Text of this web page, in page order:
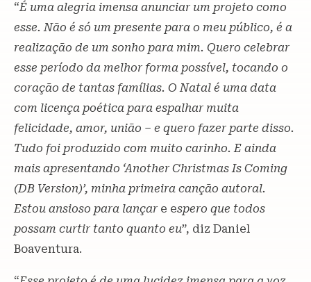
“É uma alegria imensa anunciar um projeto como
esse. Não é só um presente para o meu público, é a
realização de um sonho para mim. Quero celebrar
esse período da melhor forma possível, tocando o
coração de tantas famílias. O Natal é uma data
com licença poética para espalhar muita
felicidade, amor, união – e quero fazer parte disso.
Tudo foi produzido com muito carinho. E ainda
mais apresentando ‘Another Christmas Is Coming
(DB Version)’, minha primeira canção autoral.
Estou ansioso para lançar e espero que todos
possam curtir tanto quanto eu”, diz Daniel
Boaventura.